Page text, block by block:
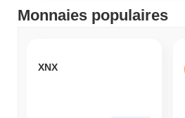
Monnaies populaires
XNX